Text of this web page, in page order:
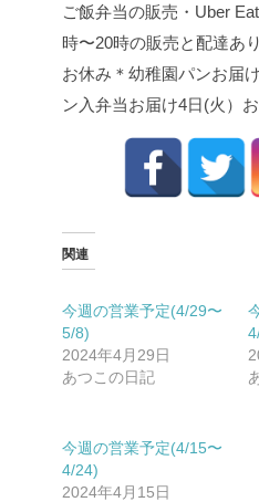
ご飯弁当の販売・Uber
時〜20時の販売と配達あ
お休み ＊幼稚園パンお届け
ン入弁当お届け4日(火）
関連
今週の営業予定(4/29〜
5/8)
2024年4月29日
あつこの日記
今週の営業予定(4/15〜
4/24)
2024年4月15日